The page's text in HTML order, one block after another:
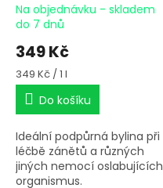
Na objednávku - skladem
do 7 dnů
349 Kč
Měrná
cena:
349 Kč / 1 l
Do košíku
Ideální podpůrná bylina při
léčbě zánětů a různých
jiných nemocí oslabujících
organismus.